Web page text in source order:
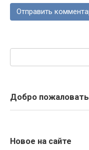
Поиск:
Добро пожаловать
Новое на сайте